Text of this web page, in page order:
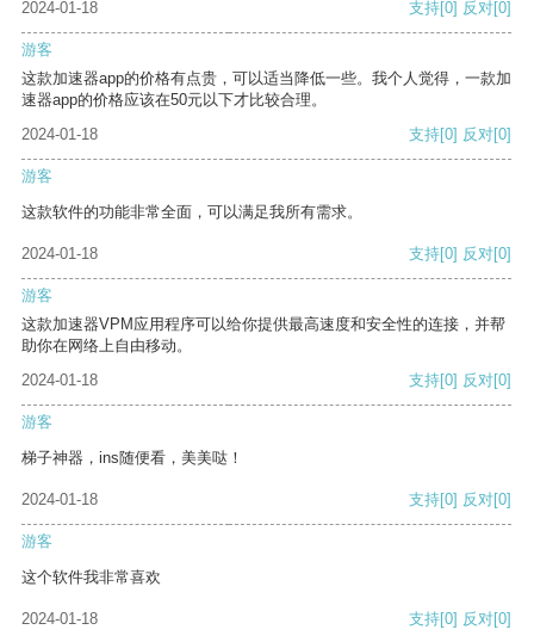
2024-01-18 支持[0] 反对[0]
游客
这款加速器app的价格有点贵，可以适当降低一些。我个人觉得，一款加
速器app的价格应该在50元以下才比较合理。
2024-01-18
支持[0] 反对[0]
游客
这款软件的功能非常全面，可以满足我所有需求。
2024-01-18 支持[0] 反对[0]
游客
这款加速器VPM应用程序可以给你提供最高速度和安全性的连接，并帮
助你在网络上自由移动。
2024-01-18
支持[0] 反对[0]
游客
梯子神器，ins随便看，美美哒！
2024-01-18 支持[0] 反对[0]
游客
这个软件我非常喜欢
2024-01-18 支持[0] 反对[0]